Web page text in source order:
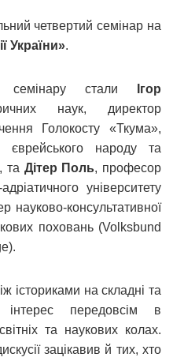
четвертий семінар на
України».
семінару стали
Ігор
наук, директор
Голокосту «Ткума»,
народу та
та Дітер Поль, професор
університету
науково-консультативної
поховань (Volksbund
істориками на складні та
передовсім в
та наукових колах.
зацікавив й тих, хто